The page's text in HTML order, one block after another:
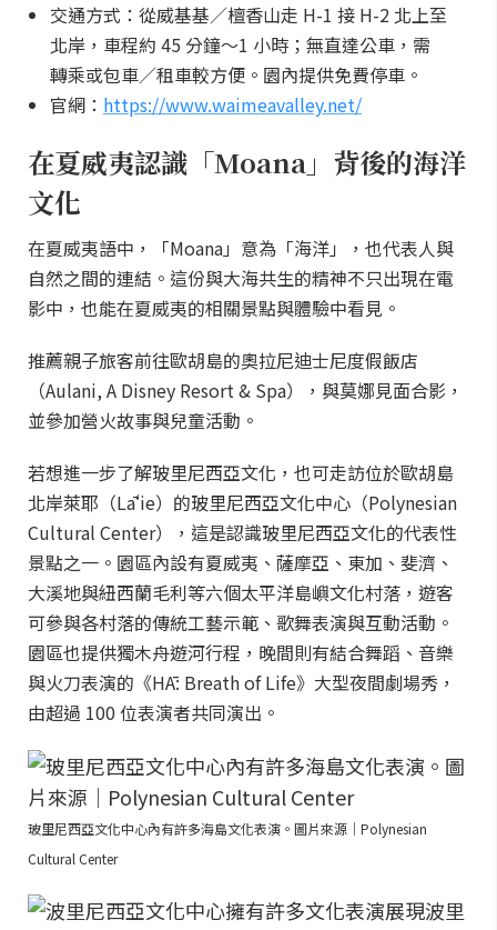
交通方式：從威基基／檀香山走 H-1 接 H-2 北上至
北岸，車程約 45 分鐘～1 小時；無直達公車，需
轉乘或包車／租車較方便。園內提供免費停車。
官網： https://www.waimeavalley.net/
在夏威夷認識「Moana」背後的海洋
文化
在夏威夷語中，「Moana」意為「海洋」，也代表人與
自然之間的連結。這份與大海共生的精神不只出現在電
影中，也能在夏威夷的相關景點與體驗中看見。
推薦親子旅客前往歐胡島的奧拉尼迪士尼度假飯店
（Aulani, A Disney Resort & Spa），與莫娜見面合影，
並參加營火故事與兒童活動。
若想進一步了解玻里尼西亞文化，也可走訪位於歐胡島
北岸萊耶（Lāʻie）的玻里尼西亞文化中心（Polynesian
Cultural Center），這是認識玻里尼西亞文化的代表性
景點之一。園區內設有夏威夷、薩摩亞、東加、斐濟、
大溪地與紐西蘭毛利等六個太平洋島嶼文化村落，遊客
可參與各村落的傳統工藝示範、歌舞表演與互動活動。
園區也提供獨木舟遊河行程，晚間則有結合舞蹈、音樂
與火刀表演的《HĀ: Breath of Life》大型夜間劇場秀，
由超過 100 位表演者共同演出。
玻里尼西亞文化中心內有許多海島文化表演。圖片來源｜Polynesian
Cultural Center